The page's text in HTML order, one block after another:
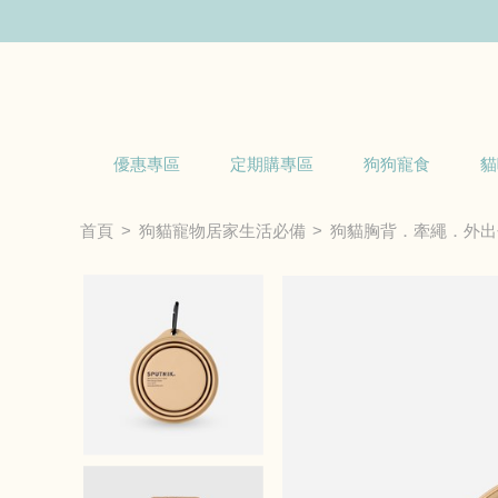
優惠專區 定期購專區 狗狗寵食
首頁 狗貓寵物居家生活必備 狗貓胸背．牽繩．外